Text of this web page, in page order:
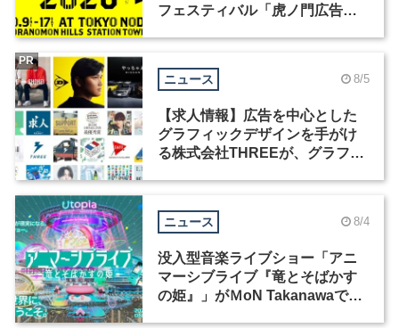
フェスティバル「虎ノ門広告
ニュース 8/5
【求人情報】広告を中心とした
グラフィックデザインを手がけ
る株式会社THREEが、グラフィ
PR
ニュース 8/4
没入型音楽ライブショー「アニ
マーシブライブ『竜とそばかす
の姫』」がＭoN Takanawaで開